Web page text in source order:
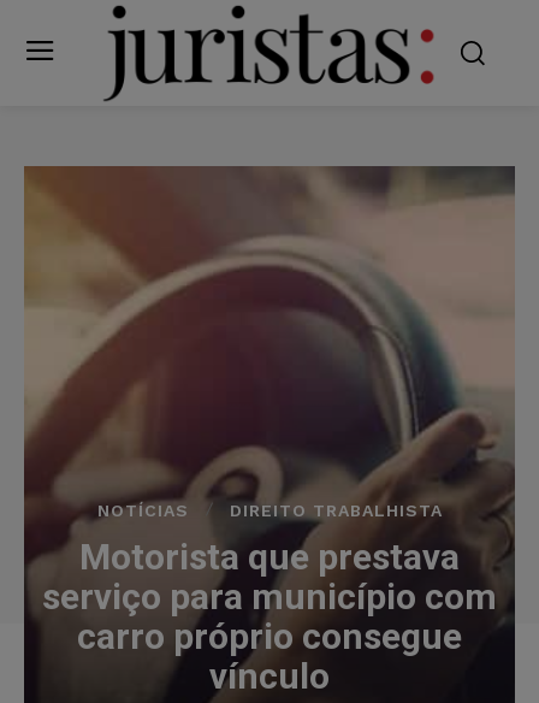
NOTÍCIAS DIREITO TRABALHISTA
Motorista que prestava
serviço para município com
carro próprio consegue
vínculo